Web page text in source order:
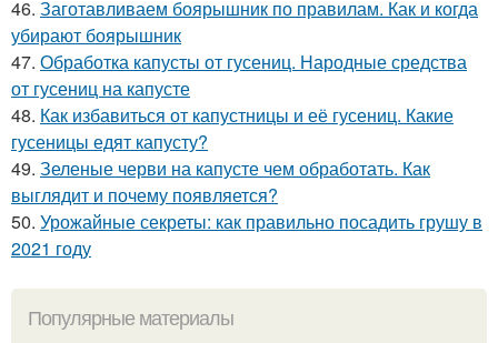
46. Заготавливаем боярышник по правилам. Как и когда
убирают боярышник
47. Обработка капусты от гусениц. Народные средства
от гусениц на капусте
48. Как избавиться от капустницы и её гусениц. Какие
гусеницы едят капусту?
49. Зеленые черви на капусте чем обработать. Как
выглядит и почему появляется?
50. Урожайные секреты: как правильно посадить грушу в
2021 году
Популярные материалы